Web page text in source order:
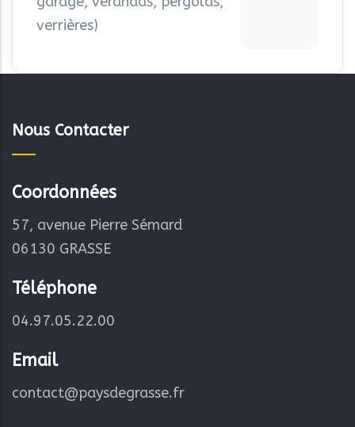
verrières)
Nous Contacter
Coordonnées
57, avenue Pierre Sémard
06130 GRASSE
Téléphone
04.97.05.22.00
Email
contact@paysdegrasse.fr